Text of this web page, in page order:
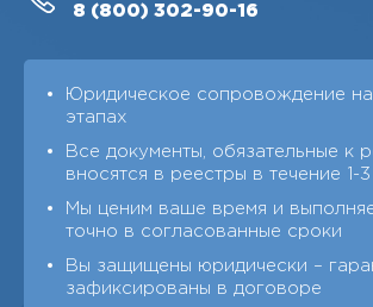
8 (800) 302-90-16
Юридическое сопровождение
этапах
Все документы, обязательные к
вносятся в реестры в течение 1-
Мы ценим ваше время и
точно в согласованные сроки
Вы защищены юридически –
зафиксированы в договоре